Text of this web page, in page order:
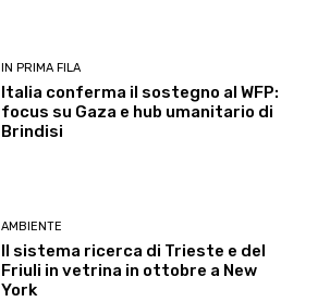
IN PRIMA FILA
Italia conferma il sostegno al WFP:
focus su Gaza e hub umanitario di
Brindisi
AMBIENTE
Il sistema ricerca di Trieste e del
Friuli in vetrina in ottobre a New
York